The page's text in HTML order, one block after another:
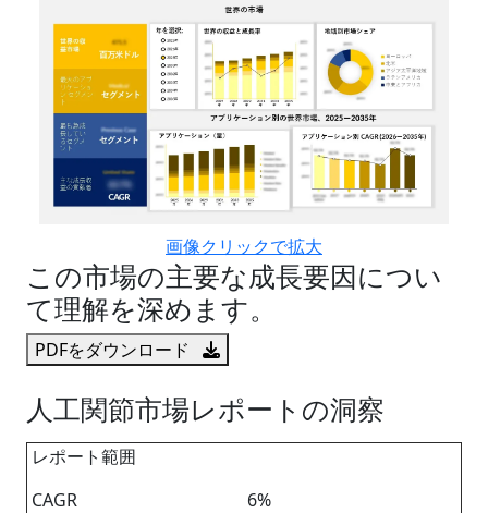
画像クリックで拡大
この市場の主要な成長要因につい
て理解を深めます。
PDFをダウンロード
人工関節市場レポートの洞察
レポート範囲
CAGR
6%